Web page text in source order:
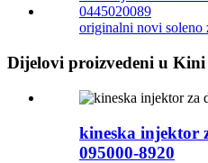
originalni novi soleno
Dijelovi proizvedeni u Kini
kineska injektor
095000-8920